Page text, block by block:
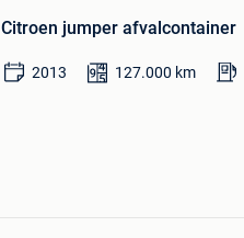
Citroen jumper afvalcontainer
2013 127.000 km